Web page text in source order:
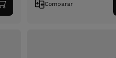
Adicionar
ao
Comparar